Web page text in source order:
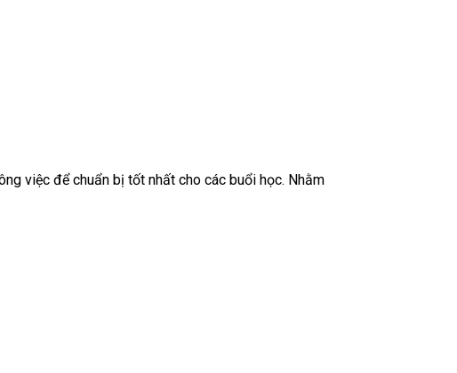
việc để chuẩn bị tốt nhất cho các buổi học. Nhằm